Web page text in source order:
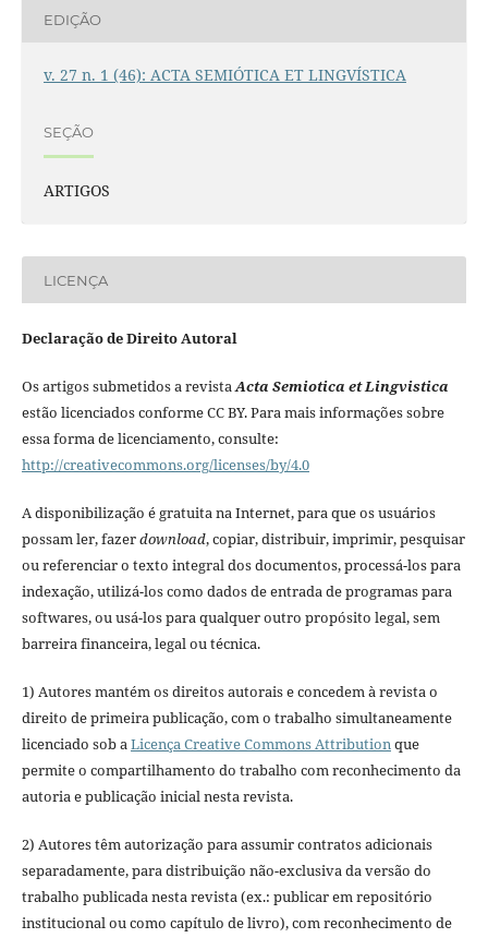
EDIÇÃO
v. 27 n. 1 (46): ACTA SEMIÓTICA ET LINGVÍSTICA
SEÇÃO
ARTIGOS
LICENÇA
Declaração de Direito Autoral
Os artigos submetidos a revistaActa Semiotica et Lingvistica
estão licenciados conforme CC BY. Para mais informações sobre
essa forma de licenciamento, consulte:
http://creativecommons.org/licenses/by/4.0
A disponibilização é gratuita na Internet, para que os usuários
possam ler, fazerdownload, copiar, distribuir, imprimir, pesquisar
ou referenciar o texto integral dos documentos, processá-los para
indexação, utilizá-los como dados de entrada de programas para
softwares, ou usá-los para qualquer outro propósito legal, sem
barreira financeira, legal ou técnica.
1) Autores mantém os direitos autorais e concedem à revista o
direito de primeira publicação, com o trabalho simultaneamente
licenciado sob aLicença Creative Commons Attributionque
permite o compartilhamento do trabalho com reconhecimento da
autoria e publicação inicial nesta revista.
2) Autores têm autorização para assumir contratos adicionais
separadamente, para distribuição não-exclusiva da versão do
trabalho publicada nesta revista (ex.: publicar em repositório
institucional ou como capítulo de livro), com reconhecimento de